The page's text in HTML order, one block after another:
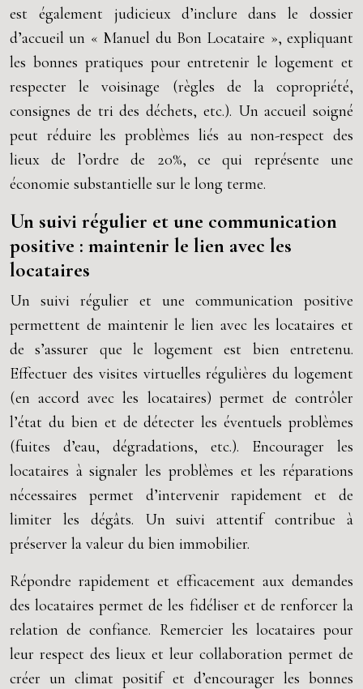
est également judicieux d’inclure dans le dossier
d’accueil un « Manuel du Bon Locataire », expliquant
les bonnes pratiques pour entretenir le logement et
respecter le voisinage (règles de la copropriété,
consignes de tri des déchets, etc.). Un accueil soigné
peut réduire les problèmes liés au non-respect des
lieux de l’ordre de 20%, ce qui représente une
économie substantielle sur le long terme.
Un suivi régulier et une communication
positive : maintenir le lien avec les
locataires
Un suivi régulier et une communication positive
permettent de maintenir le lien avec les locataires et
de s’assurer que le logement est bien entretenu.
Effectuer des visites virtuelles régulières du logement
(en accord avec les locataires) permet de contrôler
l’état du bien et de détecter les éventuels problèmes
(fuites d’eau, dégradations, etc.). Encourager les
locataires à signaler les problèmes et les réparations
nécessaires permet d’intervenir rapidement et de
limiter les dégâts. Un suivi attentif contribue à
préserver la valeur du bien immobilier.
Répondre rapidement et efficacement aux demandes
des locataires permet de les fidéliser et de renforcer la
relation de confiance. Remercier les locataires pour
leur respect des lieux et leur collaboration permet de
créer un climat positif et d’encourager les bonnes